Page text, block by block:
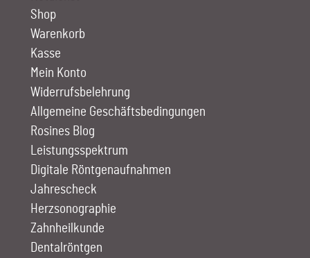
Shop
Warenkorb
Kasse
Mein Konto
Widerrufsbelehrung
Allgemeine Geschäftsbedingungen
Rosines Blog
Leistungs­spektrum
Digitale Röntgen­aufnahmen
Jahrescheck
Herz­sono­graphie
Zahn­heilkunde
Dentalröntgen